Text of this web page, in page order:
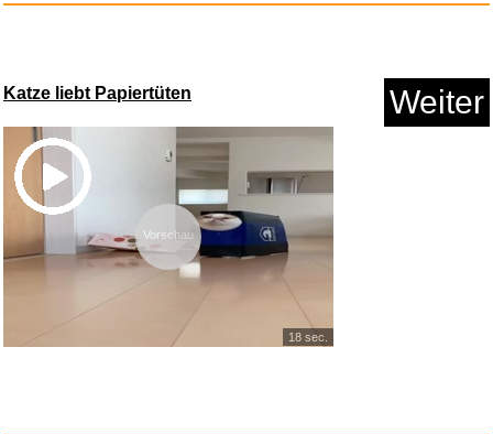
Das elektromagnetische Ventil ...
Katze liebt Papiertüten Weiter
Vorschau
18 sec.